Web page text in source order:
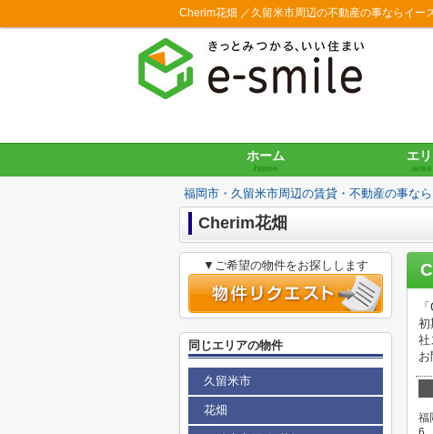
Cherim花畑 ／久留米市周辺の不動産の事ならイー
ホーム
home
エ
福岡市・久留米市周辺の賃貸・不動産の事な
Cherim花畑
初
社
お
福
▼ご希望の物件をお探しします
同じエリアの物件
久留米市
花畑